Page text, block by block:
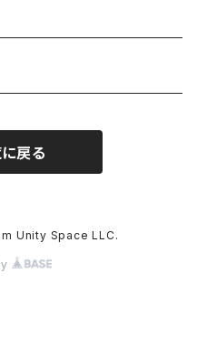
戻る
Unity Space LLC.